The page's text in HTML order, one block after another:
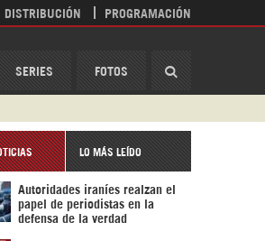
SERIES FOTOS
DISTRIBUCIÓN PROGRAMACIÓN
LO MÁS LEÍDO
Autoridades iraníes realzan el
papel de periodistas en la
defensa de la verdad